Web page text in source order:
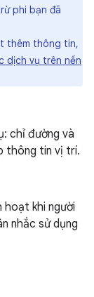
phi bạn đã
thêm thông tin,
dịch vụ trên nền
chỉ đường và
thông tin vị trí.
hoạt khi người
nhắc sử dụng